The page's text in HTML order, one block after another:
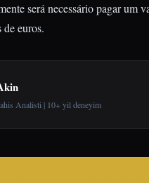
será necessário pagar um
euros.
Analisti | 10+ yil deneyim